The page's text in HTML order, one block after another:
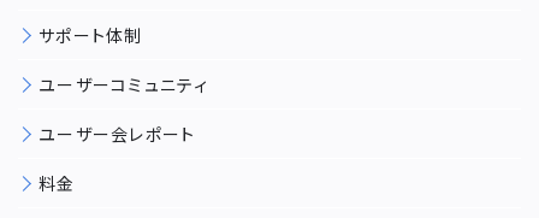
サポート体制
ユーザーコミュニティ
ユーザー会レポート
料金